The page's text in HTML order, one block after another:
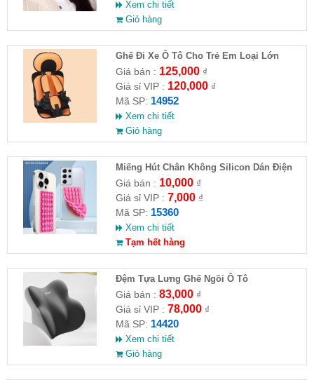
Xem chi tiết
Giỏ hàng
Ghế Đi Xe Ô Tô Cho Trẻ Em Loại Lớn
56x24x36
Giá bán : 125,000₫
Giá sỉ VIP : 120,000₫
Mã SP: 14952
Xem chi tiết
Giỏ hàng
Miếng Hút Chân Không Silicon Dán Điện
Thoại
Giá bán : 10,000₫
Giá sỉ VIP : 7,000₫
Mã SP: 15360
Xem chi tiết
Tạm hết hàng
Đệm Tựa Lưng Ghế Ngồi Ô Tô
Giá bán : 83,000₫
Giá sỉ VIP : 78,000₫
Mã SP: 14420
Xem chi tiết
Giỏ hàng